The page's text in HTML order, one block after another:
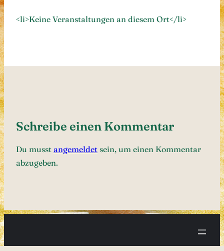
<li>Keine Veranstaltungen an diesem Ort</li>
Schreibe einen Kommentar
Du musst angemeldet sein, um einen Kommentar
abzugeben.